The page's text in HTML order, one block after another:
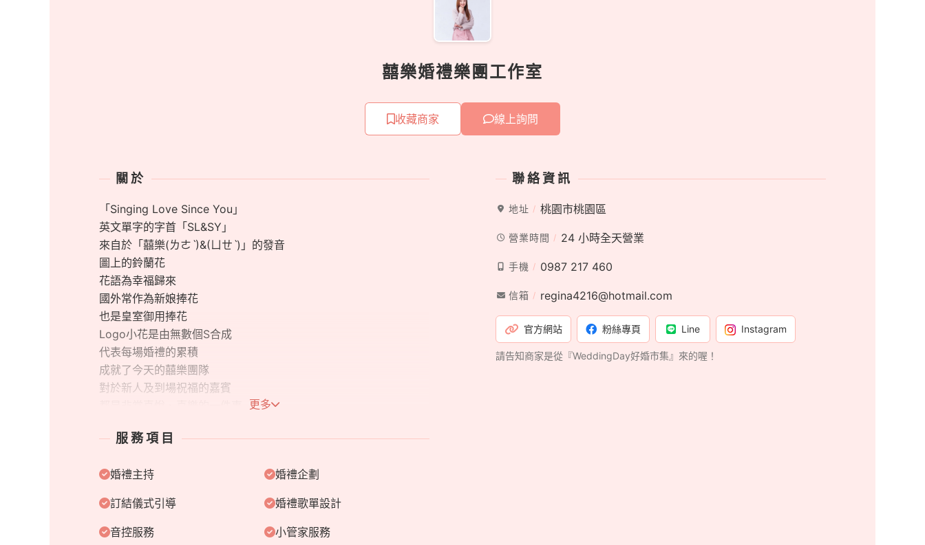
囍樂婚禮樂團工作室
收藏商家 線上詢問
關於
「Singing Love Since You」
英文單字的字首「SL&SY」
來自於「囍樂(ㄌㄜˋ)&(ㄩㄝˋ)」的發音
圖上的鈴蘭花
花語為幸福歸來
國外常作為新娘捧花
也是皇室御用捧花
Logo小花是由無數個S合成
代表每場婚禮的累積
成就了今天的囍樂團隊
對於新人及到場祝福的嘉賓
因此「囍樂」這兩個字
源自於對囍樂的解讀與感受
「Singing Love Since You」
是「為你而唱」、
「自從遇見你，我歌唱」
更多
服務項目
婚禮主持 婚禮企劃
訂結儀式引導 婚禮歌單設計
音控服務 小管家服務
聯絡資訊
地址 桃園市桃園區
營業時間 24 小時全天營業
手機 0987 217 460
信箱 regina4216@hotmail.com
官方網站 粉絲專頁 Line Instagram
請告知商家是從『WeddingDay好婚市集』來的喔！